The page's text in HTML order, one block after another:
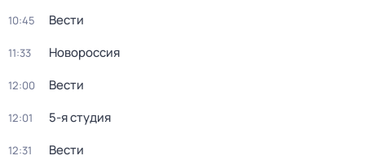
10:45 Вести
11:33 Новороссия
12:00 Вести
12:01 5-я студия
12:31 Вести